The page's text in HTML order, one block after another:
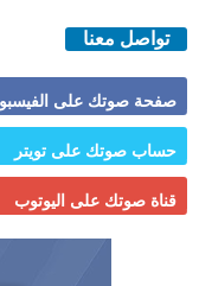
تواصل معنا
صفحة صوتك على
حساب صوتك على تويتر
قناة صوتك على اليوتوب